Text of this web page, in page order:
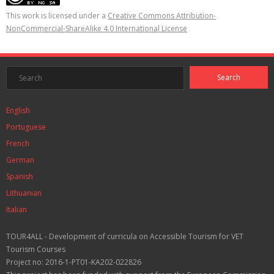
This work is licensed under a Creative Commons Attribution-
NonCommercial-ShareAlike 4.0 International License
English
Portuguese
French
German
Spanish
Lithuanian
Italian
TOUR4ALL - Development of curricula on Accessible Tourism for VET
Tourism Courses
Project no: 2016-1-PT01-KA202-022826